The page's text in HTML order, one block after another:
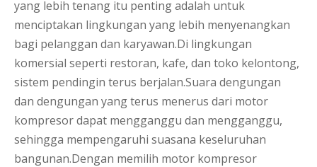
yang lebih tenang itu penting adalah untuk
menciptakan lingkungan yang lebih menyenangkan
bagi pelanggan dan karyawan.Di lingkungan
komersial seperti restoran, kafe, dan toko kelontong,
sistem pendingin terus berjalan.Suara dengungan
dan dengungan yang terus menerus dari motor
kompresor dapat mengganggu dan mengganggu,
sehingga mempengaruhi suasana keseluruhan
bangunan.Dengan memilih motor kompresor